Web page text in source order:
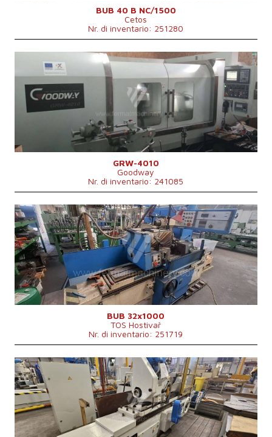
BUB 40 B NC/1500
Cetos
Nr. di inventario: 251280
Anno di fabbricazione:
2018
Sistema di controllo
Sistema di controllo Mitsubishi
M 70
Diametro massimo di rettifica
400 mm
Lungh. max. della rettifica
1000 mm
Peso max. del pezzo lavorato
750 kg
Attrezzature per la rettifica internaNo
GRW-4010
Goodway
Nr. di inventario: 241085
Anno di fabbricazione:
1993
Sistema di controllo
No
Diametro massimo di rettifica
320 mm
Lungh. max. della rettifica
1000 mm
Peso max. del pezzo lavorato
350 kg
Attrezzature per la rettifica internaSì
Dimensioni lungh. x largh. x alt.
3510x2695x1668 mm
Peso della macchina
5300 kg
BUB 32x1000
TOS Hostivař
Nr. di inventario: 251719
Anno di fabbricazione:
1976
Sistema di controllo
No
Diametro massimo di rettifica
630 mm
Lungh. max. della rettifica
1000 mm
Peso max. del pezzo lavorato
900 kg
Attrezzature per la rettifica interna
Cono per fissare mandrino
MORSE 6 .